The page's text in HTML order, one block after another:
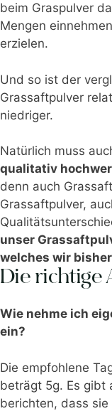
beim Graspulver
Mengen
erzielen.
Und so ist der
Grassaftpulver
niedriger.
Natürlich muss
qualitativ
denn auch
Grassaftpulver,
unser
welches wir
Die richtige
Wie nehme ich
ein?
Die empfohlene
beträgt 5g. Es gibt
berichten, dass